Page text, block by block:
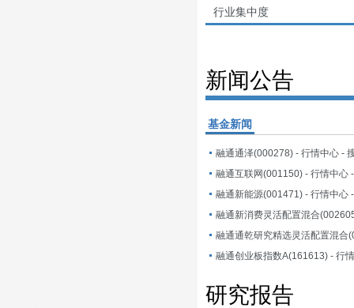
行业集中度
新闻公告
基金新闻
融通通泽(000278) - 行情中心 -
融通互联网(001150) - 行情中心
融通新能源(001471) - 行情中心
融通创业板指数A(161613) - 行
研究报告